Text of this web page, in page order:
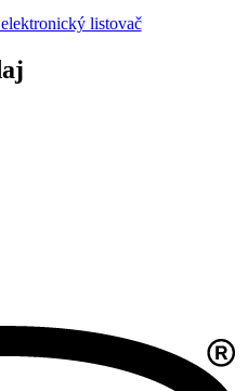
listovač